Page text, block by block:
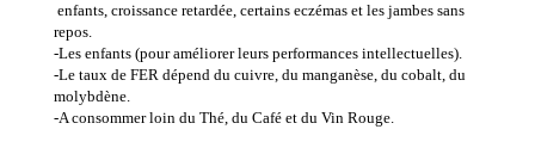
enfants, croissance retardée, certains eczémas et les jambes sans
repos.
-Les enfants (pour améliorer leurs performances intellectuelles).
-Le taux de FER dépend du cuivre, du manganèse, du cobalt, du
molybdène.
-A consommer loin du Thé, du Café et du Vin Rouge.